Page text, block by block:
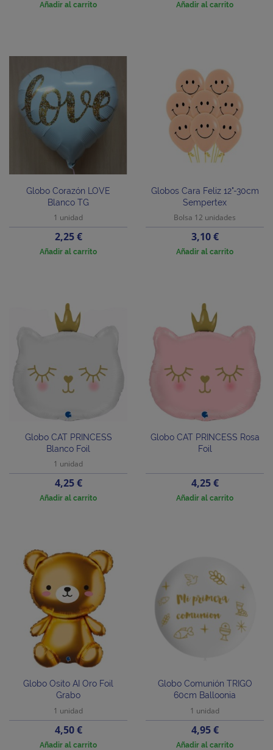
Añadir al carrito Añadir al carrito
Globo Corazón LOVE
Blanco TG
1 unidad
Precio
2,25 €
Añadir al carrito
Globos Cara Feliz 12"-30cm
Sempertex
Bolsa 12 unidades
Precio
3,10 €
Añadir al carrito
Globo CAT PRINCESS
Blanco Foil
1 unidad
Precio
4,25 €
Añadir al carrito
Globo CAT PRINCESS Rosa
Foil
Precio
4,25 €
Añadir al carrito
Globo Osito AI Oro Foil
Grabo
1 unidad
Precio
4,50 €
Añadir al carrito
Globo Comunión TRIGO
60cm Balloonia
1 unidad
Precio
4,95 €
Añadir al carrito